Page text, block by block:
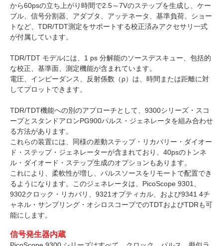
から60psの立ち上がり時間で2.5～7Vのステップを生成し、ケー
ブル、信号分割器、アダプタ、アッテネータ、基準負荷、ショー
トなど、TDR/TDT測定をサポートする校正済みアクセサリ一式
が付属しています。
TDR/TDT モデルには、1 ps 分解能のソースデスキュー、包括的
な校正、基準面、測定機能が含まれています。
電圧、インピーダンス、反射係数（ρ）は、時間または距離に対
してプロットできます。
TDR/TDT機能への別のアプローチとして、9300シリーズ・スコ
ープとスタンドアロンPG900パルス・ジェネレータを組み合わせ
る方法があります。
これらの装置には、同様の差動ステップ・リカバリー・ダイオー
ド・ステップ・ジェネレーターが含まれており、40psのトンネ
ル・ダイオード・ステップ生成のオプションもあります。
これにより、柔軟性が増し、パルスソースをリモートで配置でき
るようになります。このジェネレータは、PicoScope 9301、
9302クロック・リカバリ、9321オプティカル、および9341 4チ
ャネル・サンプリング・オシロスコープでのTDTおよびTDRも可
能にします。
信号発生器内蔵